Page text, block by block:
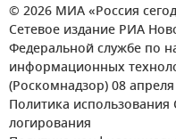
© 2026 МИА «Россия
Сетевое издание РИА
Федеральной службе по
информационных
(Роскомнадзор) 08 апреля
Политика использования
логирования